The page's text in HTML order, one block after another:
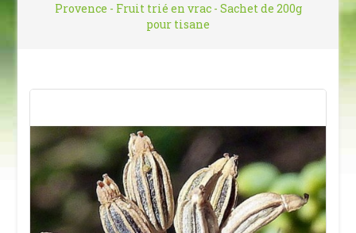
Provence - Fruit trié en vrac - Sachet de 200g
pour tisane